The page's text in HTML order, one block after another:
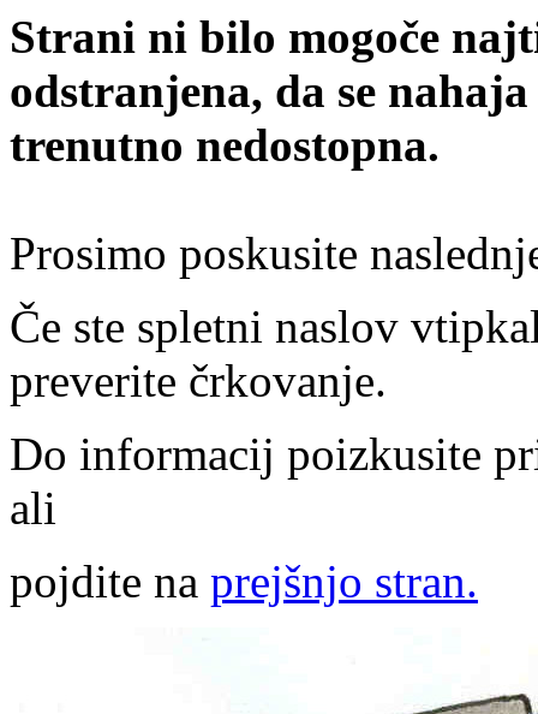
Strani ni bilo mogoče
odstranjena, da se
trenutno nedostopna.
Prosimo poskusite
Če ste spletni naslov
preverite črkovanje.
Do informacij poizkusite
ali
pojdite na prejšnjo stran.